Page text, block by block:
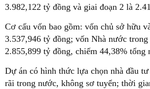
3.982,122 tỷ đồng và giai đoạn 2 là
Cơ cấu vốn bao gồm: vốn chủ sở hữu
3.537,946 tỷ đồng; vốn Nhà nước trong
2.855,899 tỷ đồng, chiếm 44,38% tổng
Dự án có hình thức lựa chọn nhà đầu
rãi trong nước, không sơ tuyển; thời